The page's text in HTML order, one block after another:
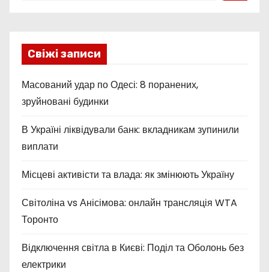
Свіжі записи
Масований удар по Одесі: 8 поранених,
зруйновані будинки
В Україні ліквідували банк: вкладникам зупинили
виплати
Місцеві активісти та влада: як змінюють Україну
Світоліна vs Анісімова: онлайн трансляція WTA
Торонто
Відключення світла в Києві: Поділ та Оболонь без
електрики